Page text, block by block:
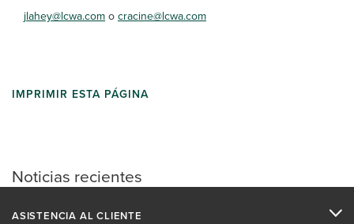
Noticias recientes
jlahey@lcwa.comocracine@lcwa.com
IMPRIMIR ESTA PÁGINA
ASISTENCIA AL CLIENTE